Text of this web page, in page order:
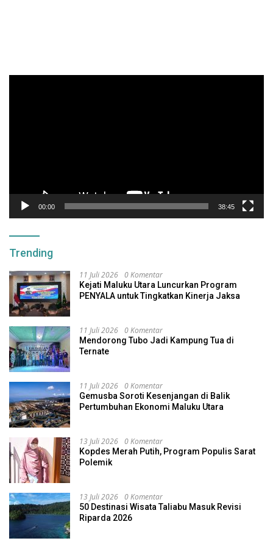
00:00 38:45
Trending
11 Juli 2026 0 Komentar
Kejati Maluku Utara Luncurkan Program
PENYALA untuk Tingkatkan Kinerja Jaksa
11 Juli 2026 0 Komentar
Mendorong Tubo Jadi Kampung Tua di
Ternate
11 Juli 2026 0 Komentar
Gemusba Soroti Kesenjangan di Balik
Pertumbuhan Ekonomi Maluku Utara
13 Juli 2026 0 Komentar
Kopdes Merah Putih, Program Populis Sarat
Polemik
13 Juli 2026 0 Komentar
50 Destinasi Wisata Taliabu Masuk Revisi
Riparda 2026